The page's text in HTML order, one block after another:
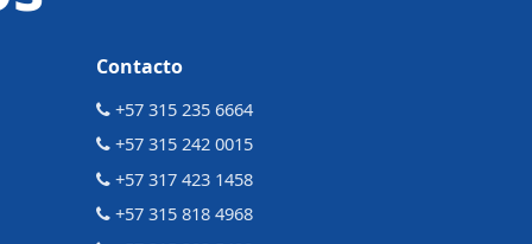
Contacto
+57 315 235 6664
+57 315 242 0015
+57 317 423 1458
+57 315 818 4968